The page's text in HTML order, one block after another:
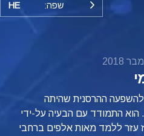
שפה: HE
להשפעה ההרסנית שהיתה
הוא התמודד עם הבעיה על-ידי
עזר ללמד מאות אלפים ברחבי